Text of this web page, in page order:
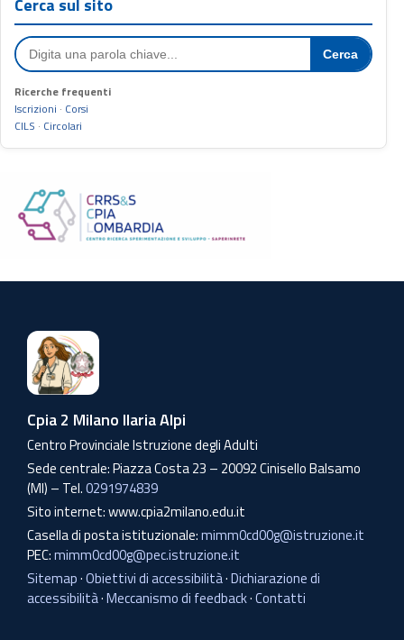
Cerca sul sito
Cerca
Ricerche frequenti
Iscrizioni · Corsi
CILS · Circolari
Cpia 2 Milano Ilaria Alpi
Centro Provinciale Istruzione degli Adulti
Sede centrale: Piazza Costa 23 – 20092 Cinisello Balsamo
(MI) – Tel.0291974839
Sito internet: www.cpia2milano.edu.it
Casella di posta istituzionale:mimm0cd00g@istruzione.it
PEC:mimm0cd00g@pec.istruzione.it
Sitemap·Obiettivi di accessibilità·Dichiarazione di
accessibilità·Meccanismo di feedback·Contatti